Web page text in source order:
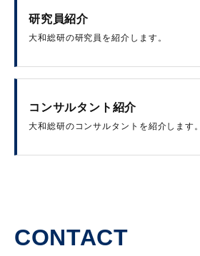
研究員紹介
大和総研の研究員を紹介します。
コンサルタント紹介
大和総研のコンサルタントを紹介します。
CONTACT